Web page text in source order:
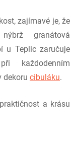
zajímavé je, že
granátová
u Teplic zaručuje
každodenním
dekoru cibuláku.
a krásu